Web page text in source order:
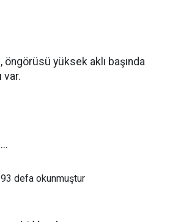
öngörüsü yüksek aklı başında
var.
defa okunmuştur